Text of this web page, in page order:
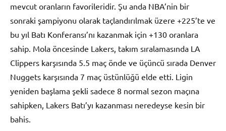
mevcut oranların favorileridir. Şu anda NBA’nin bir
sonraki şampiyonu olarak taçlandırılmak üzere +225’te ve
bu yıl Batı Konferansı’nı kazanmak için +130 oranlara
sahip. Mola öncesinde Lakers, takım sıralamasında LA
Clippers karşısında 5.5 maç önde ve üçüncü sırada Denver
Nuggets karşısında 7 maç üstünlüğü elde etti. Ligin
yeniden başlama şekli sadece 8 normal sezon maçına
sahipken, Lakers Batı’yı kazanması neredeyse kesin bir
bahis.